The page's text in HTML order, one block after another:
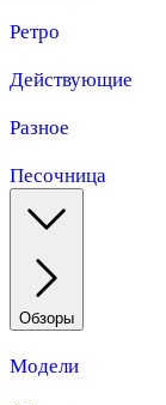
Ретро
Действующие
Разное
Песочница
Обзоры
Модели